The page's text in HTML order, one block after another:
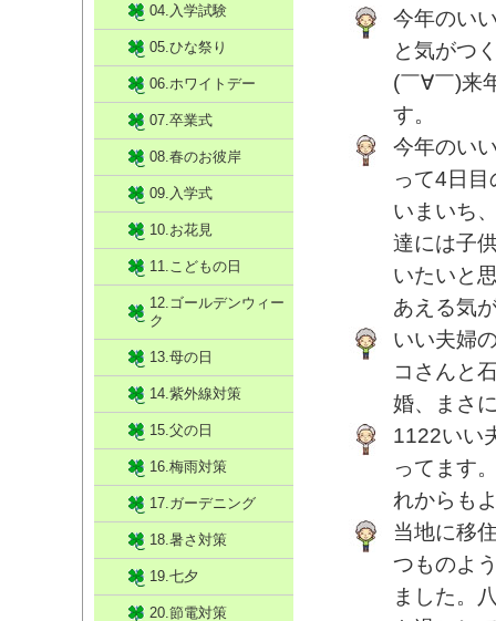
今年のい
と気がつ
(￣∀￣)来
す。
今年のい
って4日
いまいち
達には子
いたいと
あえる気
いい夫婦
コさんと
婚、まさ
1122いい
ってます
れからも
当地に移
つものよ
ました。
04.入学試験
05.ひな祭り
06.ホワイトデー
07.卒業式
08.春のお彼岸
09.入学式
10.お花見
11.こどもの日
12.ゴールデンウィー
ク
13.母の日
14.紫外線対策
15.父の日
16.梅雨対策
17.ガーデニング
18.暑さ対策
19.七夕
20.節電対策